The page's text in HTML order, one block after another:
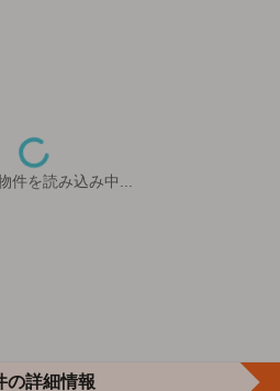
件を読み込み中...
の詳細情報